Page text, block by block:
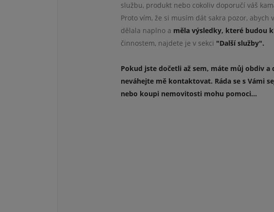
službu, produkt nebo cokoliv doporučí váš
Proto vím, že si musím dát sakra pozor,
dělala naplno a měla výsledky, které budou
činnostem, najdete je v sekci "Další služby".
Pokud jste dočetli až sem, máte můj obdiv
neváhejte mě kontaktovat. Ráda se s Vámi
nebo koupi nemovitosti mohu pomoci...